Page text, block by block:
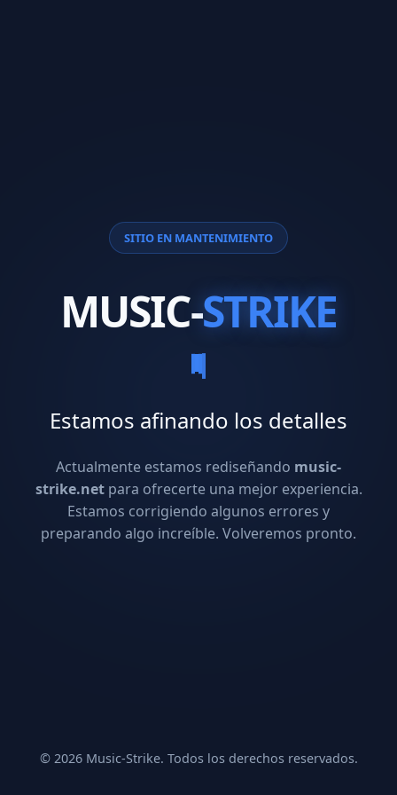
SITIO EN MANTENIMIENTO
MUSIC-STRIKE
Estamos afinando los detalles
Actualmente estamos rediseñando music-
strike.netpara ofrecerte una mejor experiencia.
Estamos corrigiendo algunos errores y
preparando algo increíble. Volveremos pronto.
© 2026 Music-Strike. Todos los derechos reservados.